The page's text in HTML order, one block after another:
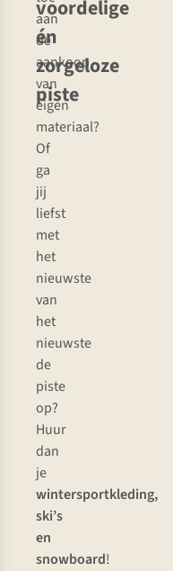
voordelige
én
zorgeloze
piste
aan
de
aankoop
van
eigen
materiaal?
Of
ga
jij
liefst
met
het
nieuwste
van
het
nieuwste
de
piste
op?
Huur
dan
je
wintersportkleding,
ski’s
en
snowboard!